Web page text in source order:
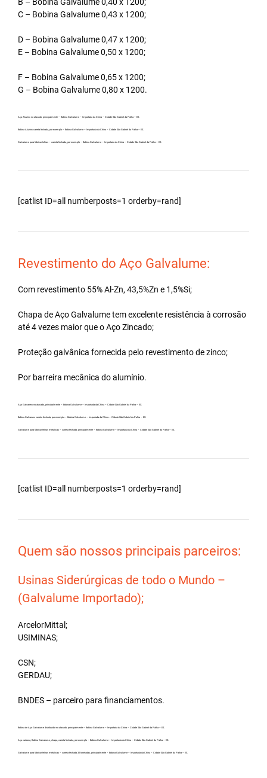
C – Bobina Galvalume 0,43 x 1200;
D – Bobina Galvalume 0,47 x 1200;
E – Bobina Galvalume 0,50 x 1200;
F – Bobina Galvalume 0,65 x 1200;
G – Bobina Galvalume 0,80 x 1200.
Aço Aluzinc no atacado, principalmente – Bobina Galvalume – Importada da China – Cidade São Gabriel da Palha – ES.
Bobina Aluzinc carreta fechada, por exemplo – Bobina Galvalume – Importada da China – Cidade São Gabriel da Palha – ES.
Galvalume para fabricar telhas – carreta fechada, por exemplo – Bobina Galvalume – Importada da China – Cidade São Gabriel da Palha – ES.
[catlist ID=all numberposts=1 orderby=rand]
Revestimento do Aço Galvalume:
Com revestimento 55% Al-Zn, 43,5%Zn e 1,5%Si;
Chapa de Aço Galvalume tem excelente resistência à corrosão
até 4 vezes maior que o Aço Zincado;
Proteção galvânica fornecida pelo revestimento de zinco;
Por barreira mecânica do alumínio.
Aço Galvanew no atacado, principalmente – Bobina Galvalume – Importada da China – Cidade São Gabriel da Palha – ES.
Bobina Galvanew carreta fechada, por exemplo – Bobina Galvalume – Importada da China – Cidade São Gabriel da Palha – ES.
Galvalume para fabricar telhas metálicas – carreta fechada, principalmente – Bobina Galvalume – Importada da China – Cidade São Gabriel da Palha – ES.
[catlist ID=all numberposts=1 orderby=rand]
Quem são nossos principais parceiros:
Usinas Siderúrgicas de todo o Mundo –
(Galvalume Importado);
ArcelorMittal;
USIMINAS;
CSN;
GERDAU;
BNDES – parceiro para financiamentos.
Bobina de Aço Galvalume distribuidor no atacado, principalmente – Bobina Galvalume – Importada da China – Cidade São Gabriel da Palha – ES.
Aço carbono, Bobina Galvalume, chapa, carreta fechada, por exemplo – Bobina Galvalume – Importada da China – Cidade São Gabriel da Palha – ES.
Galvalume para fabricar telhas metálicas – carreta fechada 32 toneladas, principalmente – Bobina Galvalume – Importada da China – Cidade São Gabriel da Palha – ES.